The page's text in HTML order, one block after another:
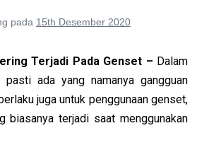
pada 15th Desember 2020
Terjadi Pada Genset – Dalam
pasti ada yang namanya gangguan
juga untuk penggunaan genset,
biasanya terjadi saat menggunakan